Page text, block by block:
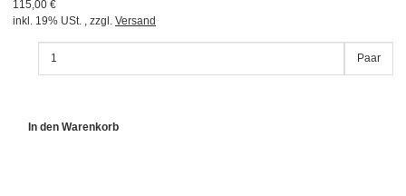
115,00 €
inkl. 19% USt. , zzgl. Versand
Paar
In den Warenkorb